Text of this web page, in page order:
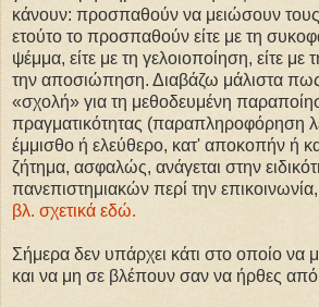
κάνουν: προσπαθούν να μειώσουν
ετούτο το προσπαθούν είτε με τη
ψέμμα, είτε με τη γελοιοποίηση, είτε με
την αποσιώπηση. Διαβάζω μάλιστα πως
«σχολή» για τη μεθοδευμένη
πραγματικότητας (παραπληροφόρηση
έμμισθο ή ελεύθερο, κατ' αποκοπήν ή
ζήτημα, ασφαλώς, ανάγεται στην
πανεπιστημιακών περί την
βλ. σχετικά εδώ.
Σήμερα δεν υπάρχει κάτι στο οποίο να
και να μη σε βλέπουν σαν να ήρθες